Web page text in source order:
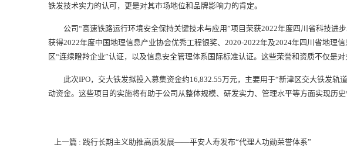
铁发技术实力的认可，更是对其市场地位和品牌影响力的肯定。
公司“高速铁路运行环境安全保持关键技术与应用”项目荣获2022年度四川省科技进
获得2022年度中国地理信息产业协会优秀工程银奖、2020-2022年及2024年四川省地理
区“连续瞪羚企业”认证，以及信息安全管理体系国际标准认证。这些荣誉和资质不仅是
此次IPO，交大铁发拟投入募集资金约16,832.55万元，主要用于“新津区交大铁发轨
动资金。这些项目的实施将有助于公司从整体规模、研发实力、管理水平等方面实现历
上一篇 : 践行长期主义助推高质发展——平安人寿发布“代理人功勋荣誉体系”